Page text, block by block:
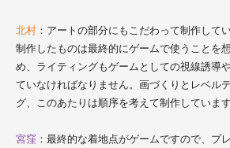
北村 ：アートの部分にもこだわって制作して
制作したものは最終的にゲームで使うことを
め、ライティングもゲームとしての視線誘導
ていなければなりません。画づくりとレベル
グ、このあたりは順序を考えて制作しています
宮窪 ：最終的な着地点がゲームですので、プ